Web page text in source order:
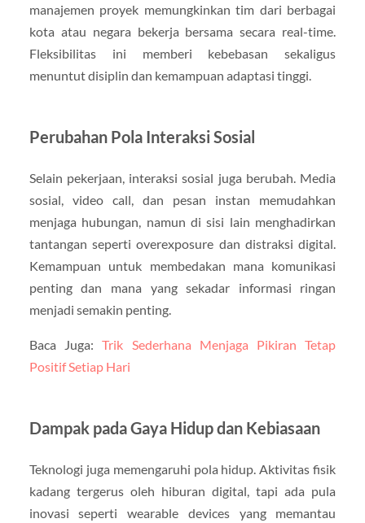
manajemen proyek memungkinkan tim dari berbagai
kota atau negara bekerja bersama secara real-time.
Fleksibilitas ini memberi kebebasan sekaligus
menuntut disiplin dan kemampuan adaptasi tinggi.
Perubahan Pola Interaksi Sosial
Selain pekerjaan, interaksi sosial juga berubah. Media
sosial, video call, dan pesan instan memudahkan
menjaga hubungan, namun di sisi lain menghadirkan
tantangan seperti overexposure dan distraksi digital.
Kemampuan untuk membedakan mana komunikasi
penting dan mana yang sekadar informasi ringan
menjadi semakin penting.
Baca Juga:Trik Sederhana Menjaga Pikiran Tetap
Positif Setiap Hari
Dampak pada Gaya Hidup dan Kebiasaan
Teknologi juga memengaruhi pola hidup. Aktivitas fisik
kadang tergerus oleh hiburan digital, tapi ada pula
inovasi seperti wearable devices yang memantau